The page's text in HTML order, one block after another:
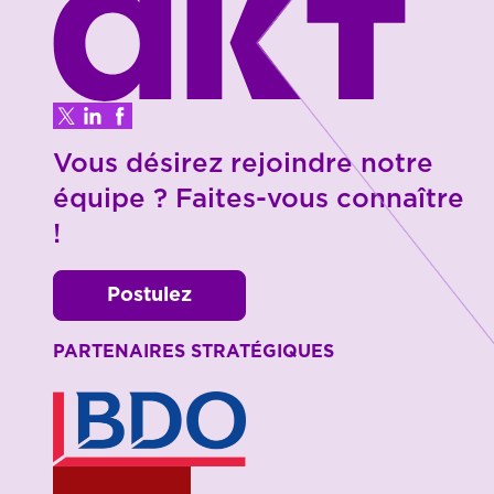
Vous désirez rejoindre notre
équipe ? Faites-vous connaître
!
Postulez
PARTENAIRES STRATÉGIQUES